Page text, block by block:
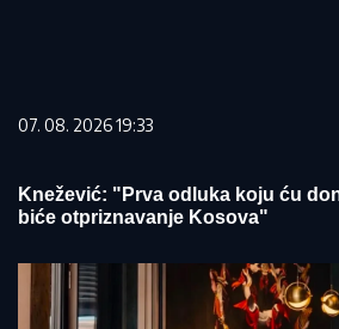
07. 08. 2026 19:33
Knežević: "Prva odluka koju ću
biće otpriznavanje Kosova"